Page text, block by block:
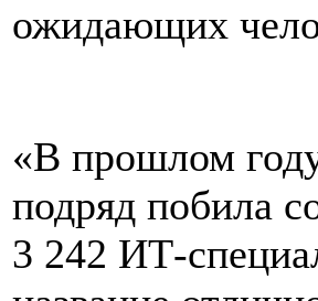
ожидающих
«В прошлом
подряд побила
3 242 ИТ-